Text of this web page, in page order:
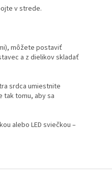
v strede.
môžete postaviť
a z dielikov skladať
srdca umiestnite
tak tomu, aby sa
alebo LED sviečkou –